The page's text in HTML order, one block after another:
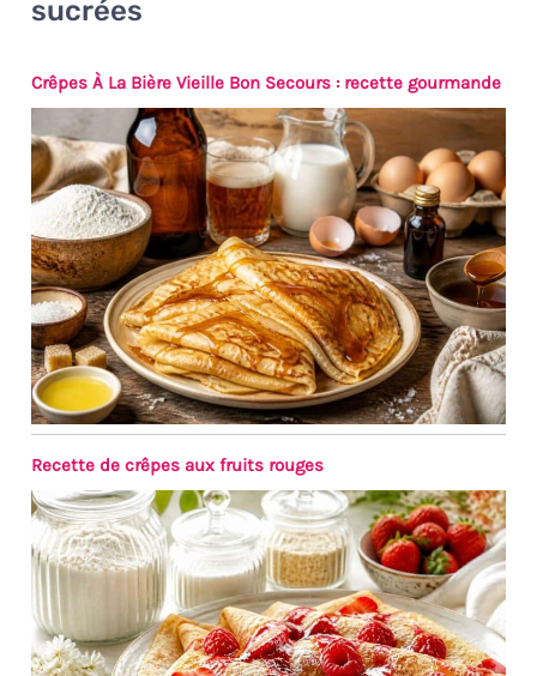
sucrées
Crêpes À La Bière Vieille Bon Secours : recette gourmande
Recette de crêpes aux fruits rouges